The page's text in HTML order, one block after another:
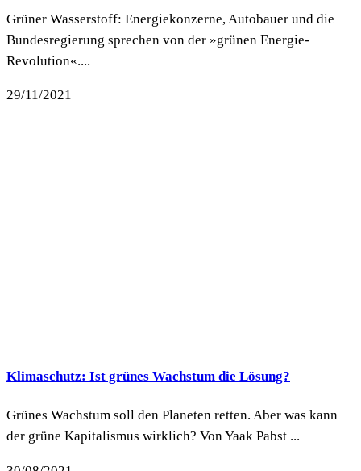
Grüner Wasserstoff: Energiekonzerne, Autobauer und die
Bundesregierung sprechen von der »grünen Energie-
Revolution«....
29/11/2021
Klimaschutz: Ist grünes Wachstum die Lösung?
Grünes Wachstum soll den Planeten retten. Aber was kann
der grüne Kapitalismus wirklich? Von Yaak Pabst ...